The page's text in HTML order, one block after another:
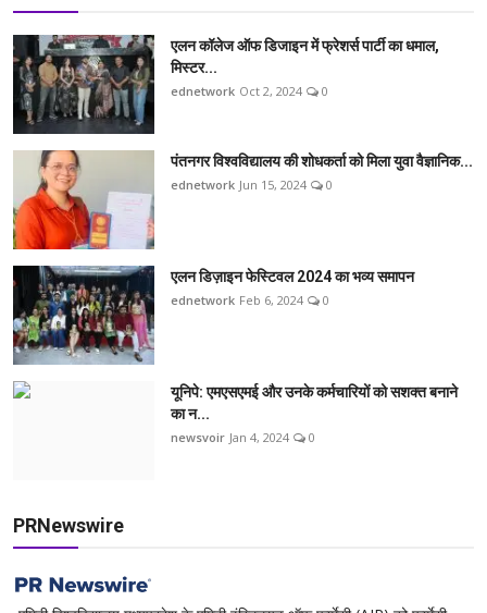
एलन कॉलेज ऑफ डिजाइन में फ्रेशर्स पार्टी का धमाल,
मिस्टर...
ednetwork Oct 2, 2024 0
पंतनगर विश्वविद्यालय की शोधकर्ता को मिला युवा वैज्ञानिक...
ednetwork Jun 15, 2024 0
एलन डिज़ाइन फेस्टिवल 2024 का भव्य समापन
ednetwork Feb 6, 2024 0
यूनिपे: एमएसएमई और उनके कर्मचारियों को सशक्त बनाने
का न...
newsvoir Jan 4, 2024 0
PRNewswire